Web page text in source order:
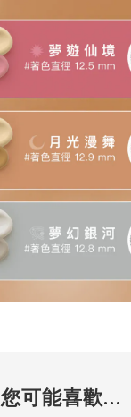
您可能喜歡...